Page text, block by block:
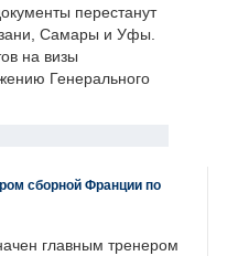
перестанут
Самары и Уфы.
на визы
Генерального
сборной Франции по
главным тренером